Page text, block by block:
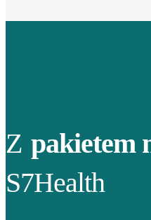
Z pakietem
S7Health